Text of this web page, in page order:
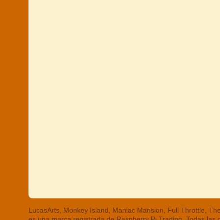
LucasArts, Monkey Island, Maniac Mansion, Full Throttle,